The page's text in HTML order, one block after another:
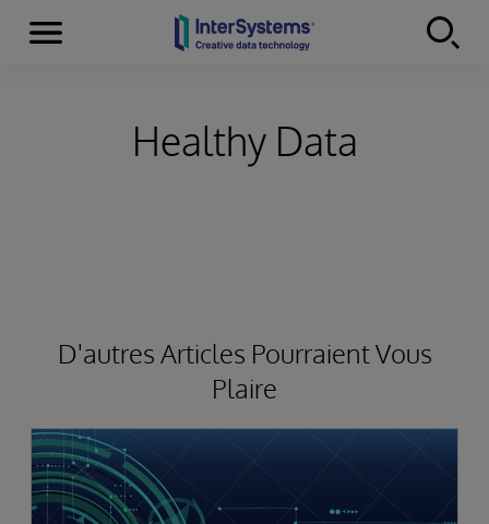
Skip to content
Menu
Healthy Data
D'autres Articles Pourraient Vous
Plaire